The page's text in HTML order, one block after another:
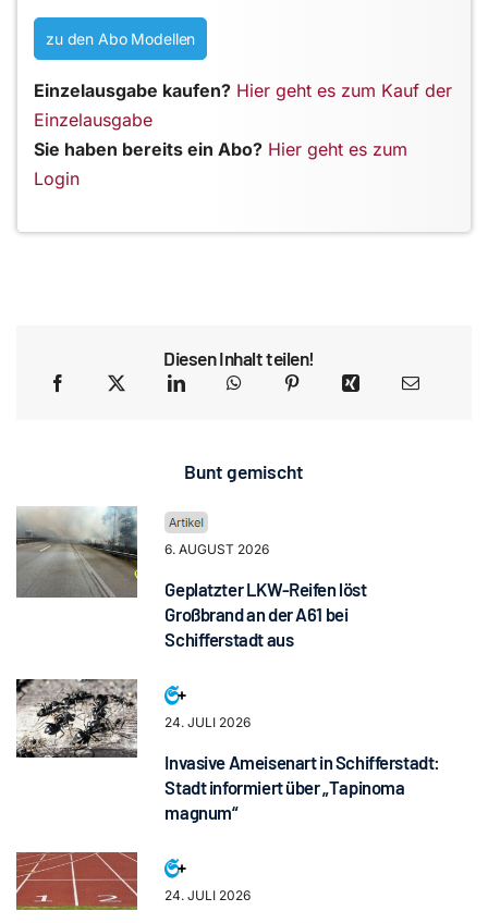
zu den Abo Modellen
Einzelausgabe kaufen? Hier geht es zum Kauf der
Einzelausgabe
Sie haben bereits ein Abo? Hier geht es zum
Login
Diesen Inhalt teilen!
Bunt gemischt
6. AUGUST 2026
Geplatzter LKW-Reifen löst
Großbrand an der A61 bei
Schifferstadt aus
24. JULI 2026
Invasive Ameisenart in Schifferstadt:
Stadt informiert über „Tapinoma
magnum“
24. JULI 2026